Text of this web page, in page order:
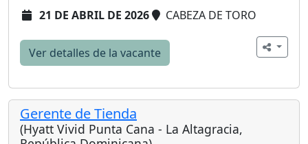
21 DE ABRIL DE 2026 CABEZA DE TORO
Ver detalles de la vacante
Gerente de Tienda
(Hyatt Vivid Punta Cana - La Altagracia,